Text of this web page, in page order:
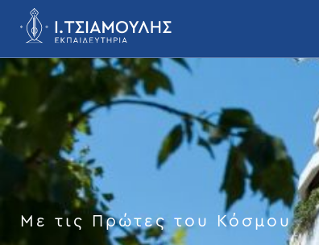
Με τις Πρώτες του Κόσμου